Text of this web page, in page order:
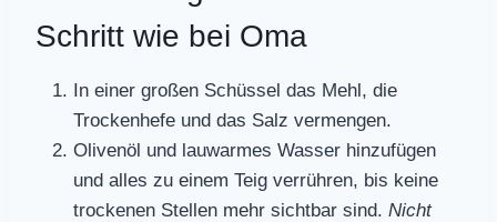
Schritt wie bei Oma
In einer großen Schüssel das Mehl, die
Trockenhefe und das Salz vermengen.
Olivenöl und lauwarmes Wasser hinzufügen
und alles zu einem Teig verrühren, bis keine
trockenen Stellen mehr sichtbar sind. Nicht